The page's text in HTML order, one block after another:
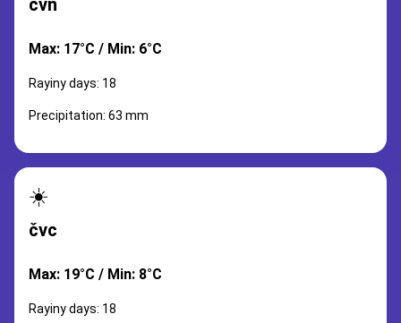
čvn
Max: 17°C / Min: 6°C
Rayiny days: 18
Precipitation: 63 mm
☀️
čvc
Max: 19°C / Min: 8°C
Rayiny days: 18